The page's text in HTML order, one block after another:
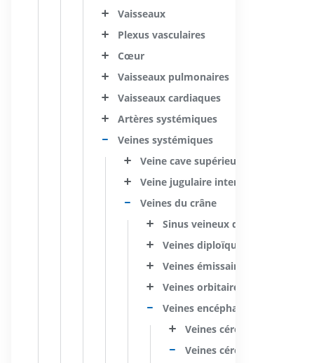
Vaisseaux
Plexus vasculaires
Cœur
Vaisseaux pulmonaires
Vaisseaux cardiaques
Artères systémiques
Veines systémiques
Veine cave supérieure
Veine jugulaire interne
Veines du crâne
Sinus veineux duraux
Veines diploïques
Veines émissaires
Veines orbitaires
Veines encéphaliques
Veines cérébrales
Veines cérébrales